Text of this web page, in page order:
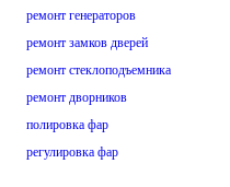
ремонт генераторов
ремонт замков дверей
ремонт стеклоподъемника
ремонт дворников
полировка фар
регулировка фар